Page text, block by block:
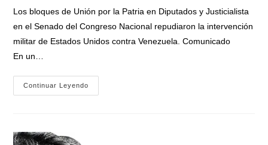
entrada:
Los bloques de Unión por la Patria en Diputados y Justicialista
en el Senado del Congreso Nacional repudiaron la intervención
militar de Estados Unidos contra Venezuela. Comunicado
En un…
Continuar Leyendo
Bloques